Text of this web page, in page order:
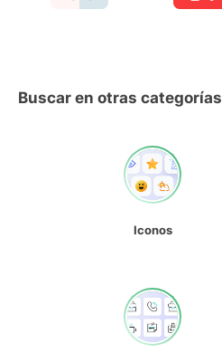
Buscar en otras categorías
Iconos